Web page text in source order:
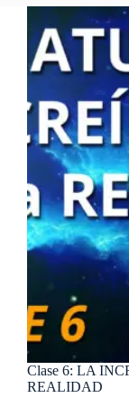
DE
Clase 6: LA
REALIDAD